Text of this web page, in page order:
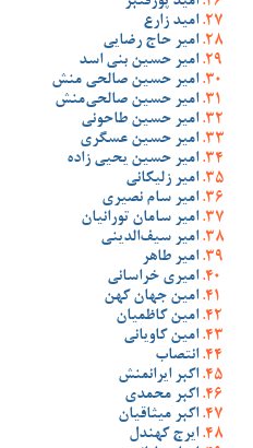
امید زارع
امیر حاج رضایی
امیر حسین بنی اسد
امیر حسین صالحی منش
امیر حسین صالحی‌منش
امیر حسین طاحونی
امیر حسین عسگری
امیر حسین یحیی زاده
امیر زلیکانی
امیر سام نصیری
امیر سامان تورانیان
امیر سیف‌الدینی
امیر طاهر
امیری خراسانی
امین جهان کهن
امین کاظمیان
امین کاویانی
انتصاب
اکبر ایرانمنش
اکبر محمدی
اکبر میثاقیان
ایرج کهندل